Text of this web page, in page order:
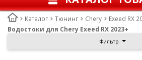
Каталог Тюнинг Chery
Exeed RX
Водостоки для Chery Exeed RX 2023+
Фильтр